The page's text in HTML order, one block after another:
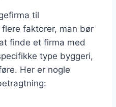
til
faktorer, man bør
finde et firma med
type byggeri,
Her er nogle